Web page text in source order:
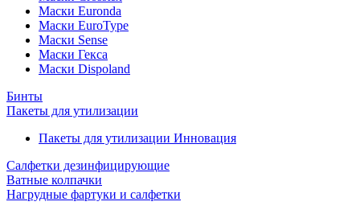
Маски Euronda
Маски EuroType
Маски Sense
Маски Гекса
Маски Dispoland
Бинты
Пакеты для утилизации
Пакеты для утилизации Инновация
Салфетки дезинфицирующие
Ватные колпачки
Нагрудные фартуки и салфетки